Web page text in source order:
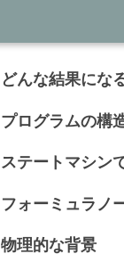
どんな結果にな
プログラムの構
ステートマシン
フォーミュラノ
物理的な背景